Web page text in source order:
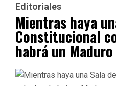
Editoriales
Mientras haya
Constitucional
habrá un